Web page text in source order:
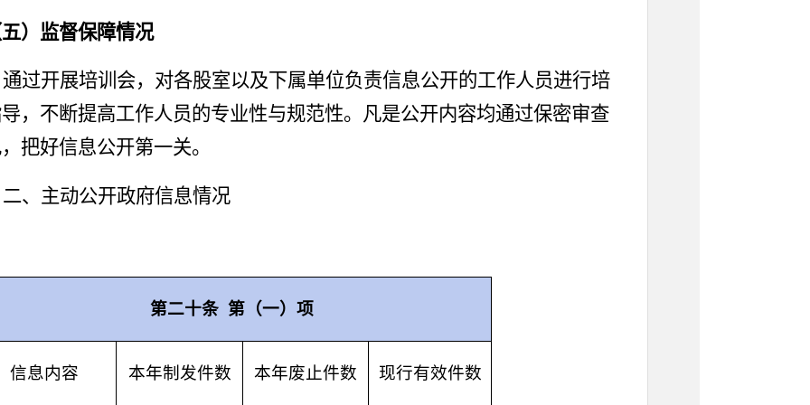
）监督保障情况
通过开展培训会，对各股室以及下属单位负责信息公开的工作人员进行培
，不断提高工作人员的专业性与规范性。凡是公开内容均通过保密审查
把好信息公开第一关。
二、主动公开政府信息情况
第二十条 第（一）项
信息内容 本年制发件数 本年废止件数 现行有效件数